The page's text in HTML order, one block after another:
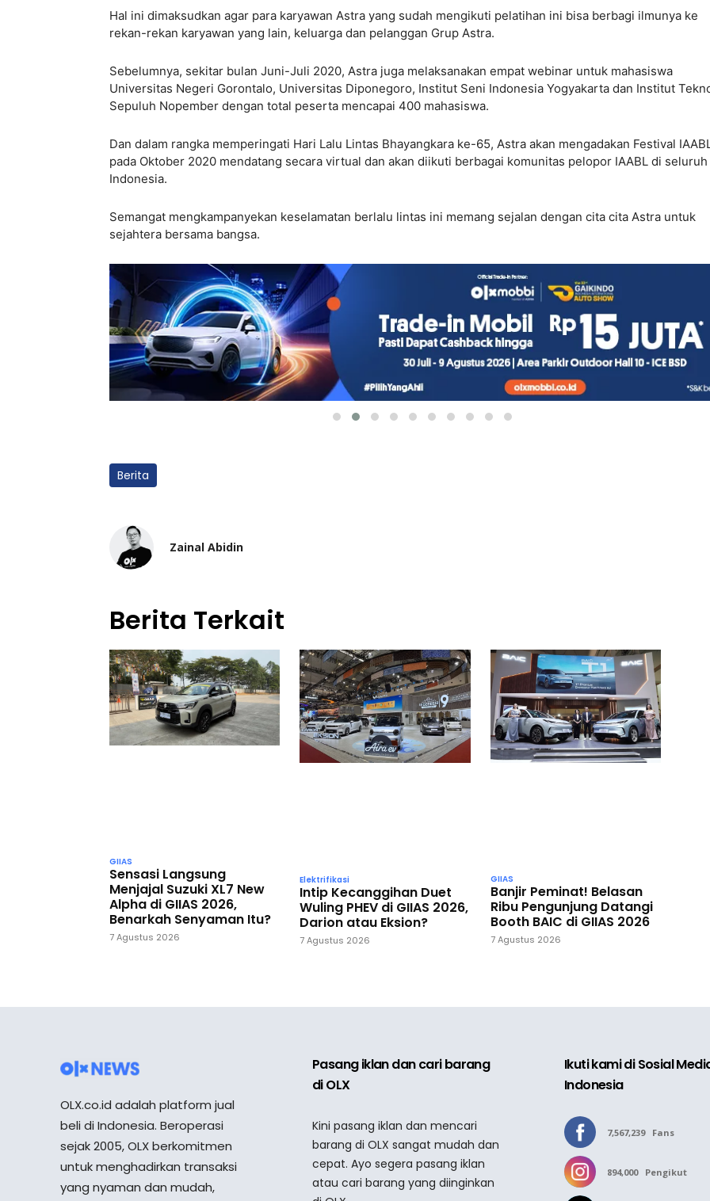
Hal ini dimaksudkan agar para karyawan Astra yang sudah mengikuti pelatihan ini bisa berbagi ilmunya ke
rekan-rekan karyawan yang lain, keluarga dan pelanggan Grup Astra.
Sebelumnya, sekitar bulan Juni-Juli 2020, Astra juga melaksanakan empat webinar untuk mahasiswa
Universitas Negeri Gorontalo, Universitas Diponegoro, Institut Seni Indonesia Yogyakarta dan Institut
Sepuluh Nopember dengan total peserta mencapai 400 mahasiswa.
Dan dalam rangka memperingati Hari Lalu Lintas Bhayangkara ke-65, Astra akan mengadakan Festival
pada Oktober 2020 mendatang secara virtual dan akan diikuti berbagai komunitas pelopor IAABL di seluruh
Indonesia.
Semangat mengkampanyekan keselamatan berlalu lintas ini memang sejalan dengan cita cita Astra untuk
sejahtera bersama bangsa.
Berita
Zainal Abidin
Berita Terkait
GIIAS
Sensasi Langsung
Menjajal Suzuki XL7 New
Alpha di GIIAS 2026,
Benarkah Senyaman Itu?
7 Agustus 2026
Elektrifikasi
Intip Kecanggihan Duet
Wuling PHEV di GIIAS 2026,
Darion atau Eksion?
7 Agustus 2026
GIIAS
Banjir Peminat! Belasan
Ribu Pengunjung Datangi
Booth BAIC di GIIAS 2026
7 Agustus 2026
OLX.co.id adalah platform jual
beli di Indonesia. Beroperasi
sejak 2005, OLX berkomitmen
untuk menghadirkan transaksi
yang nyaman dan mudah,
Pasang iklan dan cari barang
di OLX
Kini pasang iklan dan mencari
barang di OLX sangat mudah dan
cepat. Ayo segera pasang iklan
atau cari barang yang diinginkan
Ikuti kami di Sosial
Indonesia
7,567,239 Fans
894,000 Pengikut